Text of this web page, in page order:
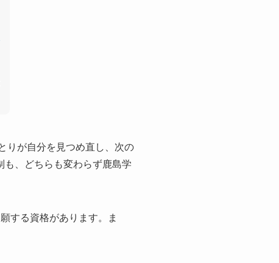
りが自分を見つめ直し、次の
、どちらも変わらず鹿島学
する資格があります。ま